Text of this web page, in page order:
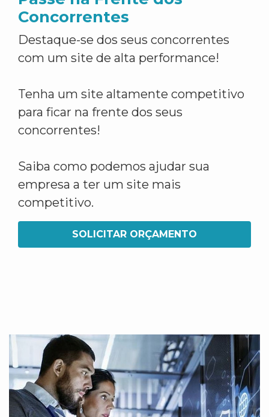
Concorrentes
Destaque-se dos seus concorrentes
com um site de alta performance!
Tenha um site altamente competitivo
para ficar na frente dos seus
concorrentes!
Saiba como podemos ajudar sua
empresa a ter um site mais
competitivo.
SOLICITAR ORÇAMENTO